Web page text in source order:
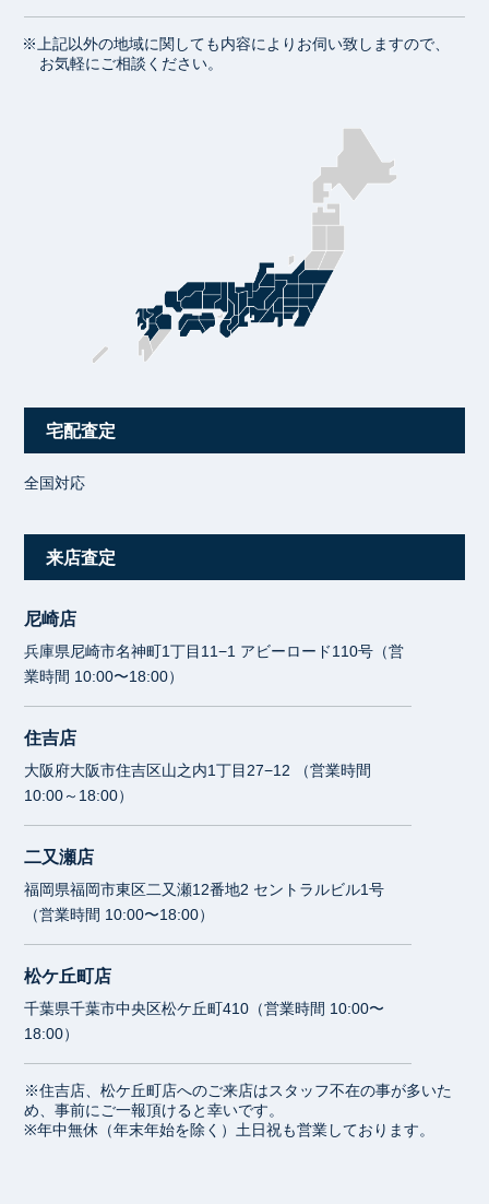
※上記以外の地域に関しても内容によりお伺い致しますので、
お気軽にご相談ください。
宅配査定
全国対応
来店査定
尼崎店
兵庫県尼崎市名神町1丁目11−1 アビーロード110号（営
業時間 10:00〜18:00）
住吉店
大阪府大阪市住吉区山之内1丁目27−12 （営業時間
10:00～18:00）
二又瀬店
福岡県福岡市東区二又瀬12番地2 セントラルビル1号
（営業時間 10:00〜18:00）
松ケ丘町店
千葉県千葉市中央区松ケ丘町410（営業時間 10:00〜
18:00）
※住吉店、松ケ丘町店へのご来店はスタッフ不在の事が多いた
め、事前にご一報頂けると幸いです。
※年中無休（年末年始を除く）土日祝も営業しております。